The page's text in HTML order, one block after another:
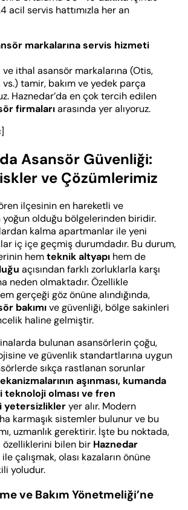
acil servis hattımızla her an
markalarına servis hizmeti
ithal asansör markalarına (Otis,
vs.) tamir, bakım ve yedek parça
Haznedar’da en çok tercih edilen
firmalarıarasında yer alıyoruz.
Asansör Güvenliği:
ve Çözümlerimiz
ilçesinin en hareketli ve
yoğun olduğu bölgelerinden biridir.
kalma apartmanlar ile yeni
iç içe geçmiş durumdadır. Bu durum,
hemteknik altyapı hem de
açısından farklı zorluklarla karşı
neden olmaktadır. Özellikle
gerçeği göz önüne alındığında,
bakımıve güvenliği, bölge sakinleri
haline gelmiştir.
bulunan asansörlerin çoğu,
ve güvenlik standartlarına uygun
sıkça rastlanan sorunlar
aşınması, kumanda
teknoloji olması ve fren
yetersizlikleryer alır. Modern
karmaşık sistemler bulunur ve bu
uzmanlık gerektirir. İşte bu noktada,
özelliklerini bilen bir Haznedar
ile çalışmak, olası kazaların önüne
yoludur.
ve Bakım Yönetmeliği’ne